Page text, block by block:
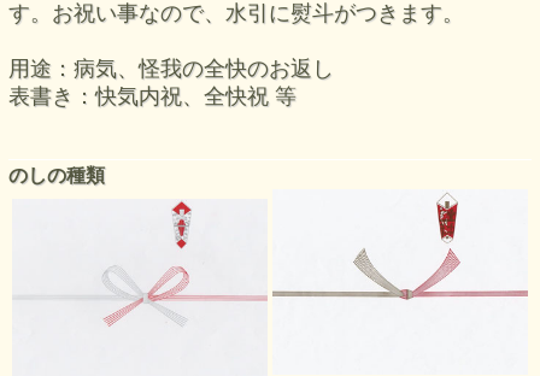
す。お祝い事なので、水引に熨斗がつきます。
用途：病気、怪我の全快のお返し
表書き：快気内祝、全快祝 等
のしの種類